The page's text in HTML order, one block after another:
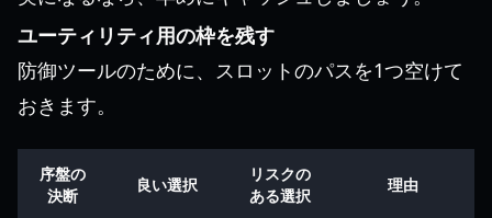
ユーティリティ用の枠を残す
防御ツールのために、スロットのパスを1つ空けて
おきます。
序盤の
決断
良い選択
リスクの
ある選択
理由